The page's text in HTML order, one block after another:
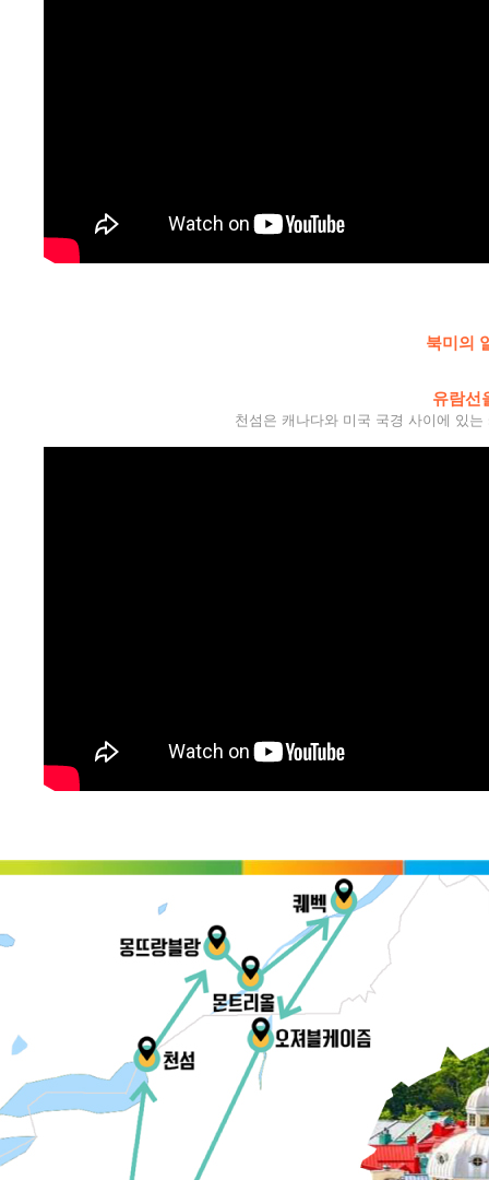
북미의
유람선
천섬은 캐나다와 미국 국경 사이에 있